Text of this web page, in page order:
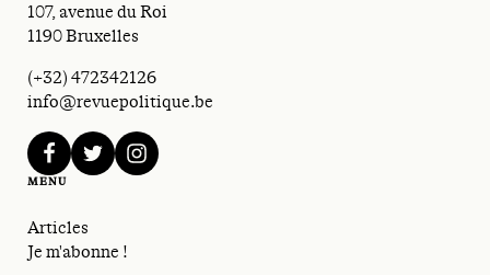
107, avenue du Roi
1190 Bruxelles
(+32) 472342126
info@revuepolitique.be
facebooktwitterinstagram
MENU
Articles
Je m'abonne !